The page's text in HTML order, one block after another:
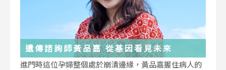
遺傳諮詢師黃品嘉 從基因看見未來
進門時這位孕婦整個處於崩潰邊緣，黃品嘉握住病人的